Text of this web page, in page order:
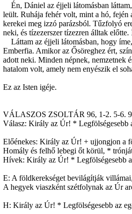
Én, Dániel az éjjeli látomásban
leült. Ruhája fehér volt, mint a hó,
kerekei meg izzó parázsból. Tűzfolyó
neki, és tízezerszer tízezren álltak
Láttam az éjjeli látomásban, hogy
Emberfia. Amikor az Ősöreghez ért,
adott neki. Minden népnek, nemzetnek
hatalom volt, amely nem enyészik el
Ez az Isten igéje.
VÁLASZOS ZSOLTÁR 96, 1-2. 5-6.
Válasz: Király az Úr! * Legfölségesebb
Előénekes: Király az Úr! + ujjongjon a
Homály és felhő lebegi őt körül, *
Hívek: Király az Úr! * Legfölségesebb
E: A földkerekséget bevilágítják
A hegyek viaszként szétfolynak az Úr
H: Király az Úr! * Legfölségesebb az